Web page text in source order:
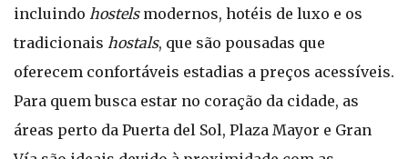
incluindo hostelsmodernos, hotéis de luxo e os
tradicionais hostals, que são pousadas que
oferecem confortáveis estadias a preços acessíveis.
Para quem busca estar no coração da cidade, as
áreas perto da Puerta del Sol, Plaza Mayor e Gran